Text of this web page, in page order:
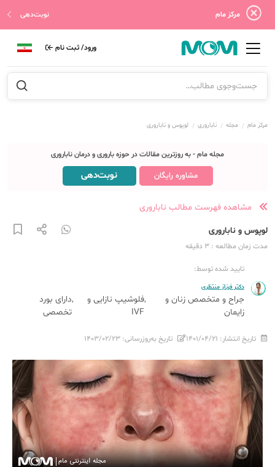
مرکز مام نوبت‌دهی
ورود/ ثبت نام
مرکز مام مجله ناباروری لوپوس و ناباروری
مجله مام - به روزترین مقالات در حوزه باروری و درمان ناباروری
مشاوره رایگان نوبت‌دهی
مشاهده فهرست مطالب ناباروری
لوپوس و ناباروری
مدت زمان مطالعه : 3 دقیقه
تایید شده توسط:
دکتر فرناز منتظری
جراح و متخصص زنان و
زایمان
فلوشیپ نازایی و
IVF
دارای بورد
تخصصی
تاریخ انتشار: ۱۴۰۱/۰۴/۲۱ تاریخ به‌روزرسانی: ۱۴۰۳/۰۲/۲۳